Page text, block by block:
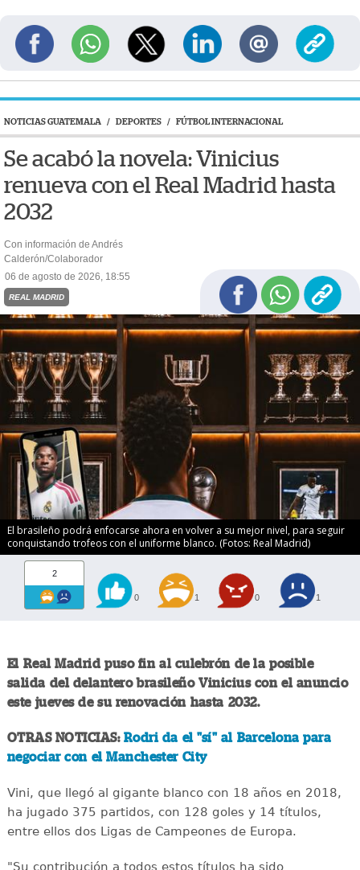
NOTICIAS GUATEMALA / DEPORTES / FÚTBOL INTERNACIONAL
Se acabó la novela: Vinicius
renueva con el Real Madrid hasta
2032
Con información de Andrés
Calderón/Colaborador
06 de agosto de 2026, 18:55
REAL MADRID
El brasileño podrá enfocarse ahora en volver a su mejor nivel, para seguir
conquistando trofeos con el uniforme blanco. (Fotos: Real Madrid)
2
0 1 0 1
El Real Madrid puso fin al culebrón de la posible
salida del delantero brasileño Vinicius con el anuncio
este jueves de su renovación hasta 2032.
OTRAS NOTICIAS: Rodri da el "sí" al Barcelona para
negociar con el Manchester City
Vini, que llegó al gigante blanco con 18 años en 2018,
ha jugado 375 partidos, con 128 goles y 14 títulos,
entre ellos dos Ligas de Campeones de Europa.
"Su contribución a todos estos títulos ha sido